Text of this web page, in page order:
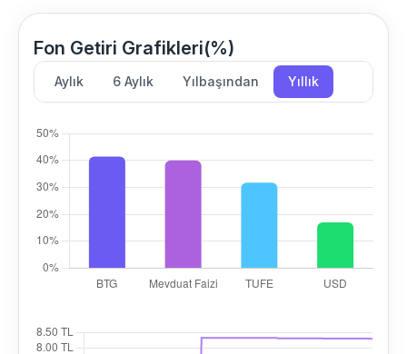
Fon Getiri Grafikleri(%)
Aylık 6 Aylık Yılbaşından Yıllık